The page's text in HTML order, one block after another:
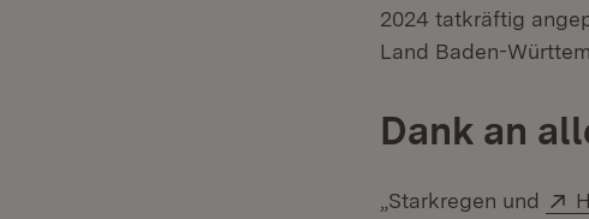
2024 tatkräftig
Land Baden-
Dank an
„Starkregen und